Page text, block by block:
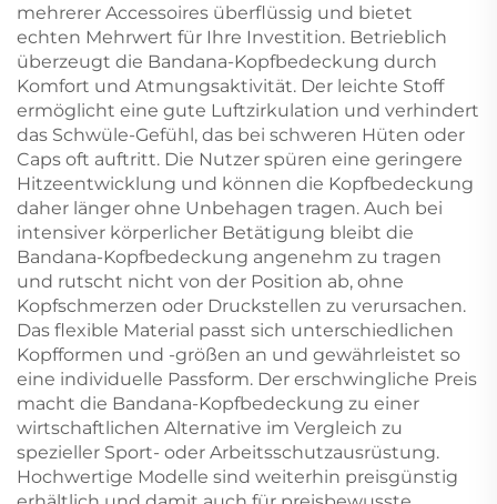
mehrerer Accessoires überflüssig und bietet
echten Mehrwert für Ihre Investition. Betrieblich
überzeugt die Bandana-Kopfbedeckung durch
Komfort und Atmungsaktivität. Der leichte Stoff
ermöglicht eine gute Luftzirkulation und verhindert
das Schwüle-Gefühl, das bei schweren Hüten oder
Caps oft auftritt. Die Nutzer spüren eine geringere
Hitzeentwicklung und können die Kopfbedeckung
daher länger ohne Unbehagen tragen. Auch bei
intensiver körperlicher Betätigung bleibt die
Bandana-Kopfbedeckung angenehm zu tragen
und rutscht nicht von der Position ab, ohne
Kopfschmerzen oder Druckstellen zu verursachen.
Das flexible Material passt sich unterschiedlichen
Kopfformen und -größen an und gewährleistet so
eine individuelle Passform. Der erschwingliche Preis
macht die Bandana-Kopfbedeckung zu einer
wirtschaftlichen Alternative im Vergleich zu
spezieller Sport- oder Arbeitsschutzausrüstung.
Hochwertige Modelle sind weiterhin preisgünstig